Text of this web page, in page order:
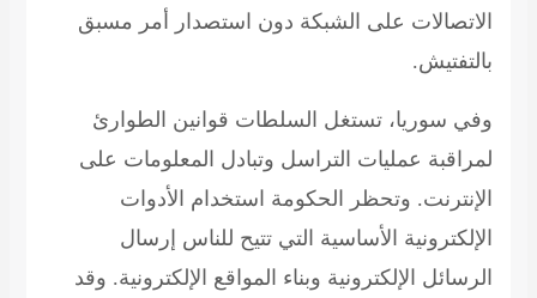
الاتصالات على الشبكة دون استصدار أمر مسبق
بالتفتيش.
وفي سوريا، تستغل السلطات قوانين الطوارئ
لمراقبة عمليات التراسل وتبادل المعلومات على
الإنترنت. وتحظر الحكومة استخدام الأدوات
الإلكترونية الأساسية التي تتيح للناس إرسال
الرسائل الإلكترونية وبناء المواقع الإلكترونية. وقد